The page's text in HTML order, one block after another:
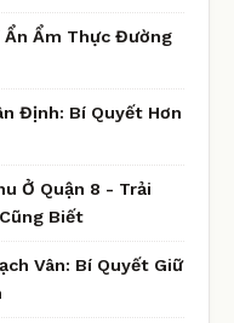
Ẩn Ẩm Thực Đường
Định: Bí Quyết Hơn
Ở Quận 8 - Trải
Biết
Vân: Bí Quyết Giữ